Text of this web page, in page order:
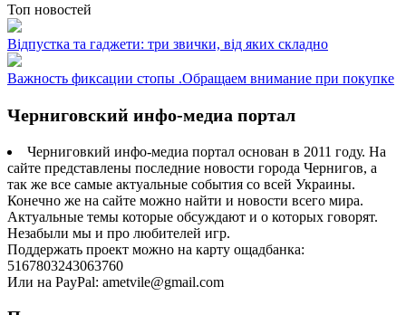
Топ новостей
Відпустка та гаджети: три звички, від яких складно
Важность фиксации стопы .Обращаем внимание при покупке
Черниговский инфо-медиа портал
Черниговкий инфо-медиа портал основан в 2011 году. На
сайте представлены последние новости города Чернигов, а
так же все самые актуальные события со всей Украины.
Конечно же на сайте можно найти и новости всего мира.
Актуальные темы которые обсуждают и о которых говорят.
Незабыли мы и про любителей игр.
Поддержать проект можно на карту ощадбанка:
5167803243063760
Или на PayPal: ametvile@gmail.com